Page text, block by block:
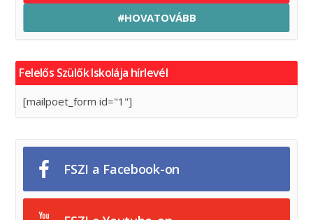
#HOVATOVÁBB
Felelős Szülők Iskolája hírlevél
[mailpoet_form id="1"]
FSZI a Facebook-on